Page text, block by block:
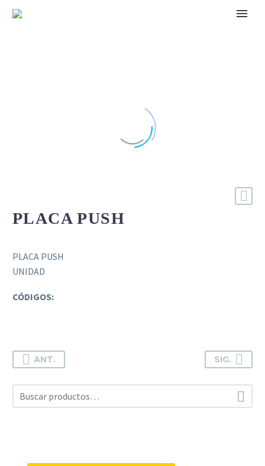
PLACA PUSH
PLACA PUSH
UNIDAD
CÓDIGOS:
ANT. SIG.
